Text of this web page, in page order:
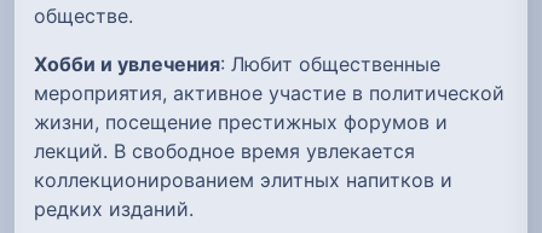
обществе.
Хобби и увлечения: Любит общественные
мероприятия, активное участие в политической
жизни, посещение престижных форумов и
лекций. В свободное время увлекается
коллекционированием элитных напитков и
редких изданий.